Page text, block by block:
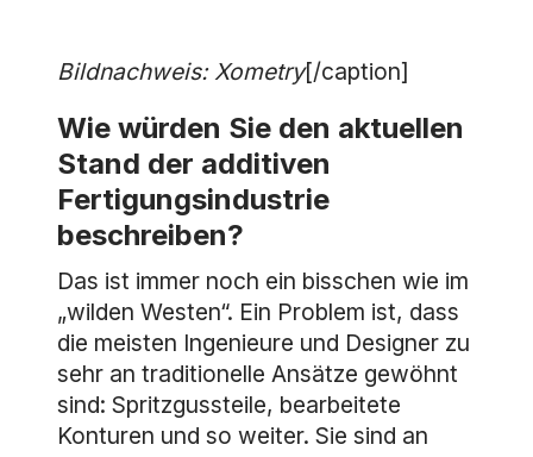
Bildnachweis: Xometry[/caption]
Wie würden Sie den aktuellen
Stand der additiven
Fertigungsindustrie
beschreiben?
Das ist immer noch ein bisschen wie im
„wilden Westen“. Ein Problem ist, dass
die meisten Ingenieure und Designer zu
sehr an traditionelle Ansätze gewöhnt
sind: Spritzgussteile, bearbeitete
Konturen und so weiter. Sie sind an